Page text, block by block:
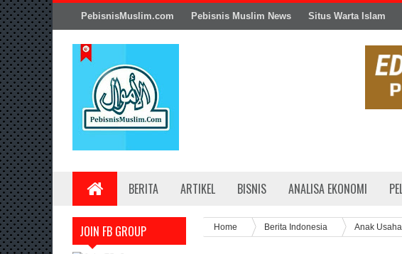
PebisnisMuslim.com Pebisnis Muslim News Situs Warta Islam
BERITA ARTIKEL BISNIS ANALISA EKONOMI
JOIN FB GROUP Home Berita Indonesia Anak